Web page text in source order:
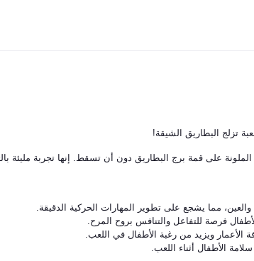
تزلج البطاريق الشيقة!
على قمة برج البطاريق دون أن تسقط. إنها تجربة مليئة
مما يشجع على تطوير المهارات الحركية الدقيقة.
فرصة للتفاعل والتنافس بروح المرح.
الأعمار ويزيد من رغبة الأطفال في اللعب.
الأطفال أثناء اللعب.